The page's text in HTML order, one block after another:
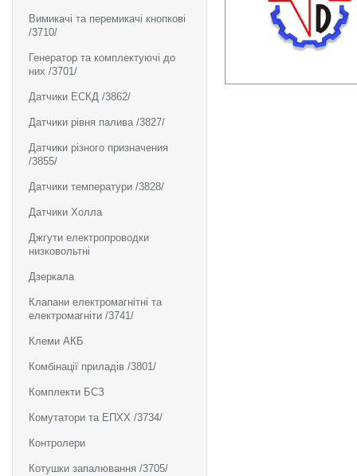
Вимикачі та перемикачі кнопкові
/3710/
Генератор та комплектуючі до
них /3701/
Датчики ЕСКД /3862/
Датчики рівня палива /3827/
Датчики різного призначения
/3855/
Датчики температури /3828/
Датчики Холла
Джгути електропроводки
низковольтні
Дзеркала
Клапани електромагнітні та
електромагніти /3741/
Клеми АКБ
Комбінації приладів /3801/
Комплекти БСЗ
Комутатори та ЕПХХ /3734/
Контролери
Котушки запалювання /3705/